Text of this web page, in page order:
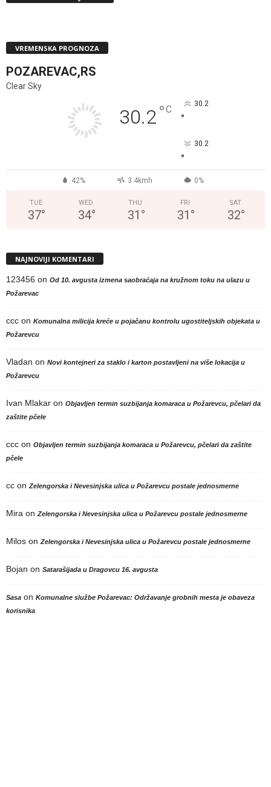
VREMENSKA PROGNOZA
POZAREVAC,RS
Clear Sky
30.2°C 30.2
°
30.2
°
42% 3.4kmh 0%
TUE
37°
WED
34°
THU
31 °
FRI
31 °
SAT
32°
NAJNOVIJI KOMENTARI
123456 on Od 10. avgusta izmena saobraćaja na kružnom toku na ulazu u
Požarevac
ccc on Komunalna milicija kreće u pojačanu kontrolu ugostiteljskih objekata u
Požarevcu
Vladan on Novi kontejneri za staklo i karton postavljeni na više lokacija u
Požarevcu
Ivan Mlakar on Objavljen termin suzbijanja komaraca u Požarevcu, pčelari da
zaštite pčele
ccc on Objavljen termin suzbijanja komaraca u Požarevcu, pčelari da zaštite
pčele
cc on Zelengorska i Nevesinjska ulica u Požarevcu postale jednosmerne
Mira on Zelengorska i Nevesinjska ulica u Požarevcu postale jednosmerne
Milos on Zelengorska i Nevesinjska ulica u Požarevcu postale jednosmerne
Bojan on Satarašijada u Dragovcu 16. avgusta
Sasa on Komunalne službe Požarevac: Održavanje grobnih mesta je obaveza
korisnika